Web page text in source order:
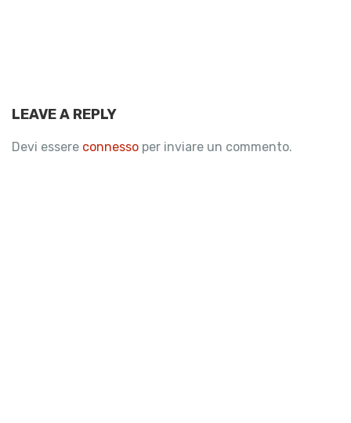
LEAVE A REPLY
Devi essere connesso per inviare un commento.